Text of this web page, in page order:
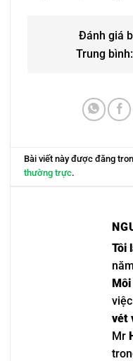
Đánh giá
Trung bình:
Bài viết này được đăng
thường trực.
Tôi
Môi
việc
vét
Mr